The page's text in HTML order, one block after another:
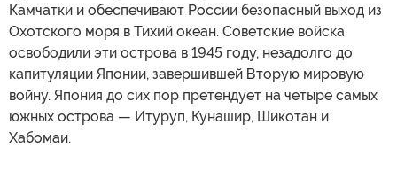
Камчатки и обеспечивают России безопасный выход из
Охотского моря в Тихий океан. Советские войска
освободили эти острова в 1945 году, незадолго до
капитуляции Японии, завершившей Вторую мировую
войну. Япония до сих пор претендует на четыре самых
южных острова — Итуруп, Кунашир, Шикотан и
Хабомаи.